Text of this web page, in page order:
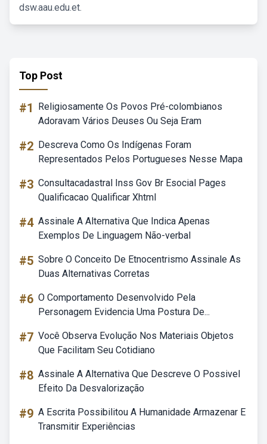
dsw.aau.edu.et.
Top Post
#1
Religiosamente Os Povos Pré-colombianos
Adoravam Vários Deuses Ou Seja Eram
#2 Descreva Como Os Indígenas Foram
Representados Pelos Portugueses Nesse Mapa
#3 Consultacadastral Inss Gov Br Esocial Pages
Qualificacao Qualificar Xhtml
#4 Assinale A Alternativa Que Indica Apenas
Exemplos De Linguagem Não-verbal
#5 Sobre O Conceito De Etnocentrismo Assinale As
Duas Alternativas Corretas
#6 O Comportamento Desenvolvido Pela
Personagem Evidencia Uma Postura De...
#7 Você Observa Evolução Nos Materiais Objetos
Que Facilitam Seu Cotidiano
#8 Assinale A Alternativa Que Descreve O Possivel
Efeito Da Desvalorização
#9 A Escrita Possibilitou A Humanidade Armazenar E
Transmitir Experiências